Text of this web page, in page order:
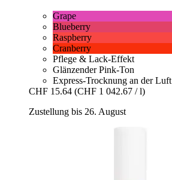
Grape
Blueberry
Raspberry
Cranberry
Pflege & Lack-Effekt
Glänzender Pink-Ton
Express-Trocknung an der Luft
CHF 15.64 (CHF 1 042.67 / l)
Zustellung bis 26. August